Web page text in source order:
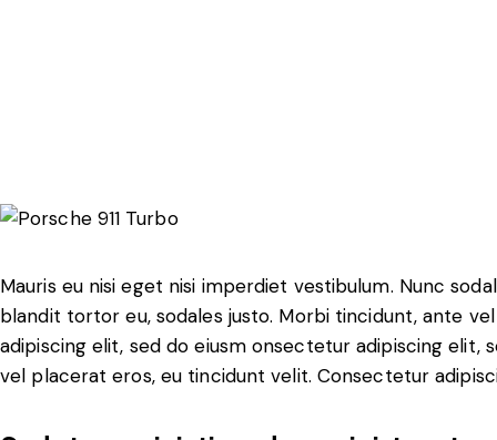
Mauris eu nisi eget nisi imperdiet vestibulum. Nunc
blandit tortor eu, sodales justo. Morbi tincidunt, ante
adipiscing elit, sed do eiusm onsectetur adipiscing elit,
vel placerat eros, eu tincidunt velit. Consectetur